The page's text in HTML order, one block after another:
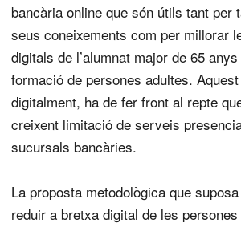
bancària online que són útils tant per
seus coneixements com per millorar
digitals de l’alumnat major de 65
formació de persones adultes.
digitalment, ha de fer front al repte
creixent limitació de serveis
sucursals bancàries.
La proposta metodològica que
reduir a bretxa digital de les